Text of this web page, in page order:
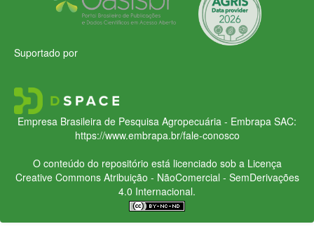
Suportado por
Empresa Brasileira de Pesquisa Agropecuária - Embrapa SAC:
https://www.embrapa.br/fale-conosco
O conteúdo do repositório está licenciado sob a Licença
Creative CommonsAtribuição - NãoComercial - SemDerivações
4.0 Internacional.